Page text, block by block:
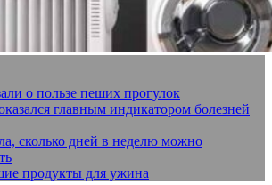
о пользе пеших прогулок
главным индикатором болезней
сколько дней в неделю можно
продукты для ужина